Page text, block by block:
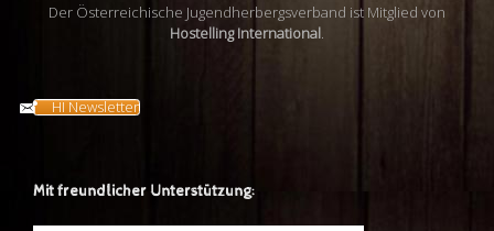
Der Österreichische Jugendherbergsverband ist Mitglied von
Hostelling International.
HI Newsletter
Mit freundlicher Unterstützung: